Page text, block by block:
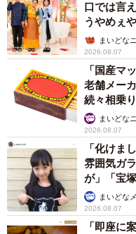
口では言
うやめぇ
ん】まいどな
2026.08.07
「国産マ
老舗メー
続々相乗
まいどな
2026.08.07
「化けま
雰囲気ガ
が」「宝
まいどな
2026.08.07
「即座に